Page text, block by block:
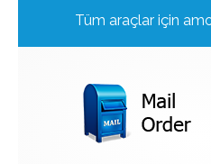
Tüm araçlar için